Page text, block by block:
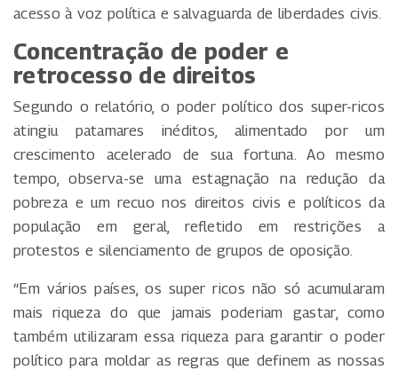
acesso à voz política e salvaguarda de liberdades civis.
Concentração de poder e
retrocesso de direitos
Segundo o relatório, o poder político dos super-ricos
atingiu patamares inéditos, alimentado por um
crescimento acelerado de sua fortuna. Ao mesmo
tempo, observa-se uma estagnação na redução da
pobreza e um recuo nos direitos civis e políticos da
população em geral, refletido em restrições a
protestos e silenciamento de grupos de oposição.
“Em vários países, os super ricos não só acumularam
mais riqueza do que jamais poderiam gastar, como
também utilizaram essa riqueza para garantir o poder
político para moldar as regras que definem as nossas